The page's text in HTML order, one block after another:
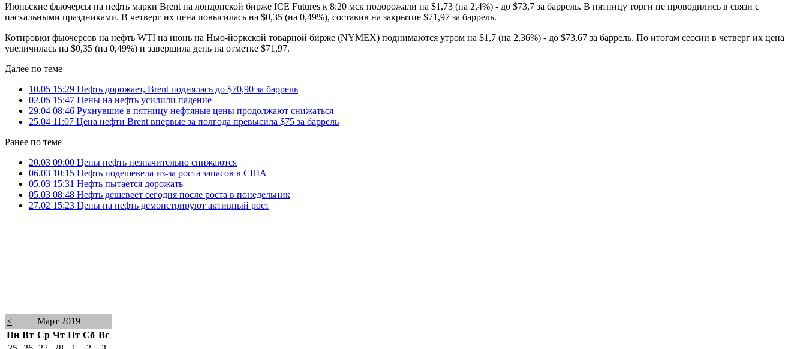
Июньские фьючерсы на нефть марки Brent на лондонской бирже ICE Futures к 8:20 мск подорожали на $1,73 (на 2,4%) - до $73,7 за баррель. В пятницу торги не проводились в связи с
пасхальными праздниками. В четверг их цена повысилась на $0,35 (на 0,49%), составив на закрытие $71,97 за баррель.
Котировки фьючерсов на нефть WTI на июнь на Нью-йоркской товарной бирже (NYMEX) поднимаются утром на $1,7 (на 2,36%) - до $73,67 за баррель. По итогам сессии в четверг их цена
увеличилась на $0,35 (на 0,49%) и завершила день на отметке $71,97.
Далее по теме
10.05 15:29 Нефть дорожает, Brent поднялась до $70,90 за баррель
02.05 15:47 Цены на нефть усилили падение
29.04 08:46 Рухнувшие в пятницу нефтяные цены продолжают снижаться
25.04 11:07 Цена нефти Brent впервые за полгода превысила $75 за баррель
Ранее по теме
20.03 09:00 Цены нефть незначительно снижаются
06.03 10:15 Нефть подешевела из-за роста запасов в США
05.03 15:31 Нефть пытается дорожать
05.03 08:48 Нефть дешевеет сегодня после роста в понедельник
27.02 15:23 Цены на нефть демонстрируют активный рост
<
Март 2019
Пн Вт Ср Чт Пт Сб Вс